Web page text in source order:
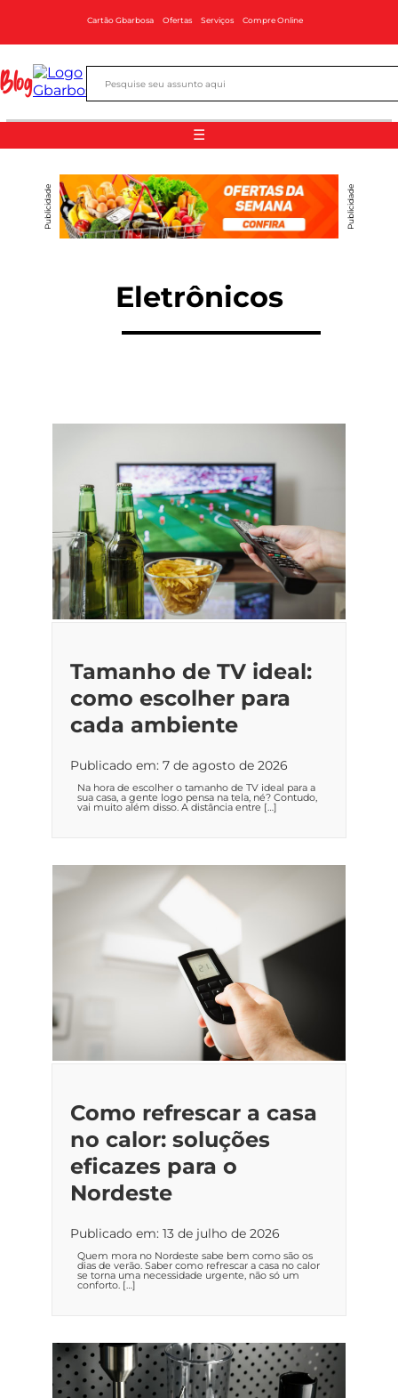
Cartão Gbarbosa Ofertas Serviços Compre Online
Blog
☰
Publicidade Publicidade
Eletrônicos
Tamanho de TV ideal:
como escolher para
cada ambiente
Publicado em: 7 de agosto de 2026
Na hora de escolher o tamanho de TV ideal para a
sua casa, a gente logo pensa na tela, né? Contudo,
vai muito além disso. A distância entre […]
Como refrescar a casa
no calor: soluções
eficazes para o
Nordeste
Publicado em: 13 de julho de 2026
Quem mora no Nordeste sabe bem como são os
dias de verão. Saber como refrescar a casa no calor
se torna uma necessidade urgente, não só um
conforto. […]